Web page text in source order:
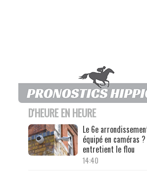
D'HEURE EN HEURE
Le 6e
équipé en caméras
entretient le flou
14:40